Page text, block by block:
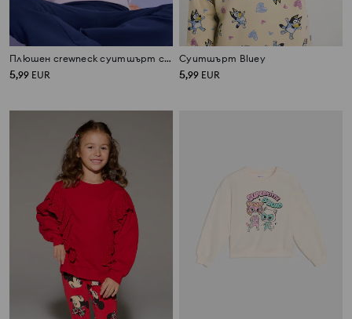
Плюшен crewneck суитшърт с мотив на еднорог от пайети
5,99 EUR
Суитшърт Bluey
5,99 EUR